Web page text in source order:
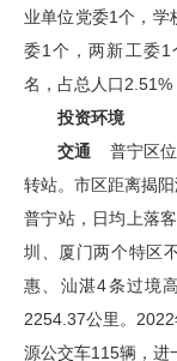
业单位党委1个，学
委1个，两新工委1
名，占总人口2.51%
投资环境
交通 普宁区
转站。市区距离揭
普宁站，日均上落
圳、厦门两个特区
惠、汕湛4条过境
2254.37公里。
源公交车115辆，进